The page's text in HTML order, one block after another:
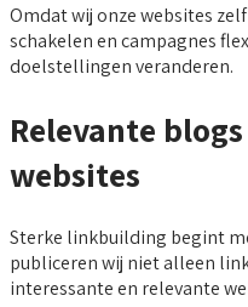
Omdat wij onze websites
schakelen en campagnes
doelstellingen veranderen.
Relevante
websites
Sterke linkbuilding begint
publiceren wij niet alleen
interessante en relevante